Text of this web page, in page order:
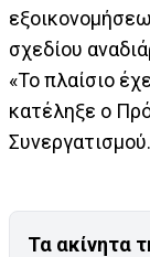
σχεδίου
«Το πλαίσιο
κατέληξε ο
Συνεργατισμού.
Τα ακίνητα